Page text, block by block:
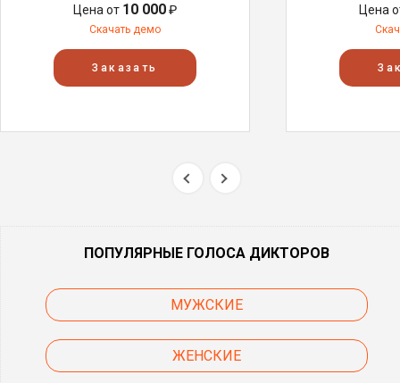
Цена от 10 000₽
Скачать демо
Заказать
Цена
ПОПУЛЯРНЫЕ ГОЛОСА ДИКТОРОВ
МУЖСКИЕ
ЖЕНСКИЕ